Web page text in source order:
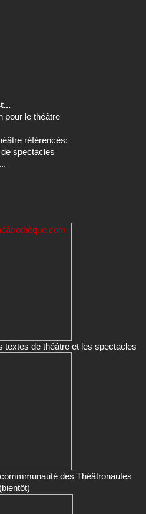
pour le théâtre
référencés;
spectacles
textes de théâtre et les spectacles
des Théâtronautes
(bientôt)